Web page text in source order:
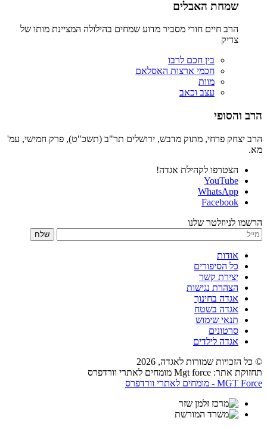
שמחת האבלים
הרב חיים חורי מסביר מדוע שמחים בהילולה המציינת מותו של
צדיק
בין חכם לרבו
חכמי ארצות האסלאם
מוות
עצב וכאב
הרב והסופי
הרב יצחק פרחי, מתוק מדבש, ירושלים תר"ב (תשכ"ט), פרק חמישי, עמ'
מא.
הצטרפו לקהילת אגדה!
YouTube
WhatsApp
Facebook
הרשמו לניוזלטר שלנו
שלח
אודות
כל הסיפורים
יצירת קשר
הצהרת נגישות
אגדה בחינוך
אגדה בשטח
תנאי שימוש
סרטונים
אגדה לילדים
© כל הזכויות שמורות לאגדה, 2026
תחזוקת אתר: Mgt force מומחים לאתרי וורדפרס
MGT Force - מומחים לאתרי וורדפרס